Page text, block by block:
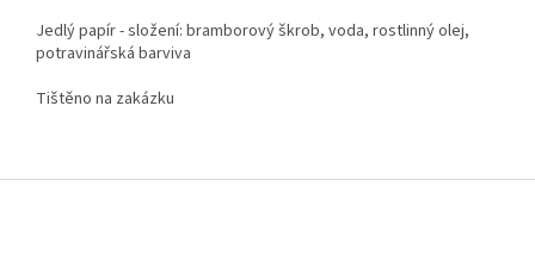
Jedlý papír - složení: bramborový škrob, voda, rostlinný olej,
potravinářská barviva
Tištěno na zakázku